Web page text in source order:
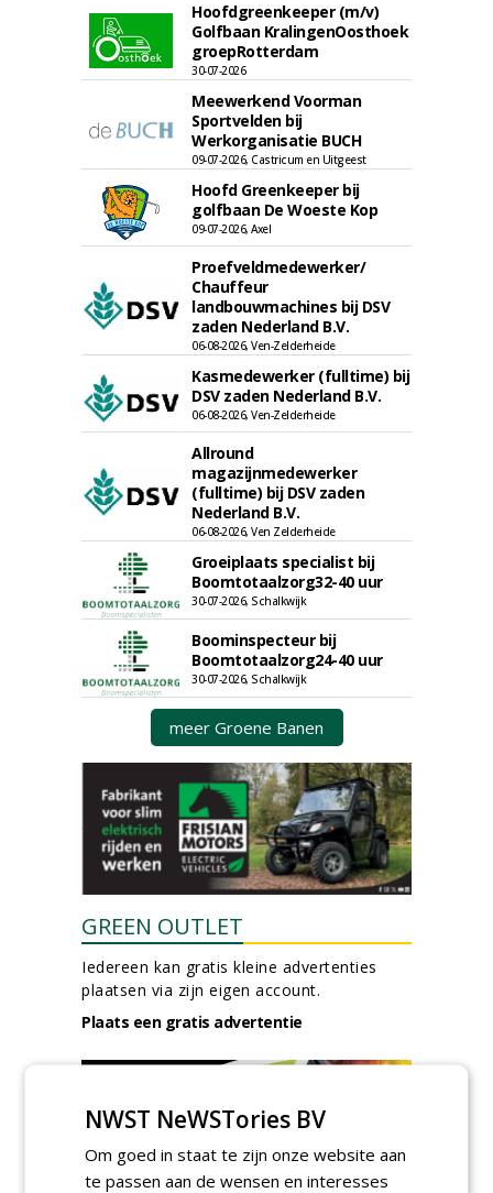
Hoofdgreenkeeper (m/v)
Golfbaan KralingenOosthoek
groepRotterdam
30-07-2026
Meewerkend Voorman
Sportvelden bij
Werkorganisatie BUCH
09-07-2026, Castricum en Uitgeest
Hoofd Greenkeeper bij
golfbaan De Woeste Kop
09-07-2026, Axel
Proefveldmedewerker/
Chauffeur
landbouwmachines bij DSV
zaden Nederland B.V.
06-08-2026, Ven-Zelderheide
Kasmedewerker (fulltime) bij
DSV zaden Nederland B.V.
06-08-2026, Ven-Zelderheide
Allround
magazijnmedewerker
(fulltime) bij DSV zaden
Nederland B.V.
06-08-2026, Ven Zelderheide
Groeiplaats specialist bij
Boomtotaalzorg32-40 uur
30-07-2026, Schalkwijk
Boominspecteur bij
Boomtotaalzorg24-40 uur
30-07-2026, Schalkwijk
meer Groene Banen
GREEN OUTLET
Iedereen kan gratis kleine advertenties
plaatsen via zijn eigen account.
Plaats een gratis advertentie
NWST NeWSTories BV
Om goed in staat te zijn onze website aan
te passen aan de wensen en interesses